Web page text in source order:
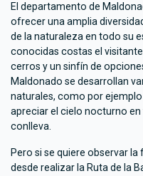
El departamento de
ofrecer una amplia
de la naturaleza en todo su
conocidas costas el
cerros y un sinfín de
Maldonado se desarrollan
naturales, como por
apreciar el cielo nocturno
conlleva.
Pero si se quiere observar
desde realizar la Ruta de la